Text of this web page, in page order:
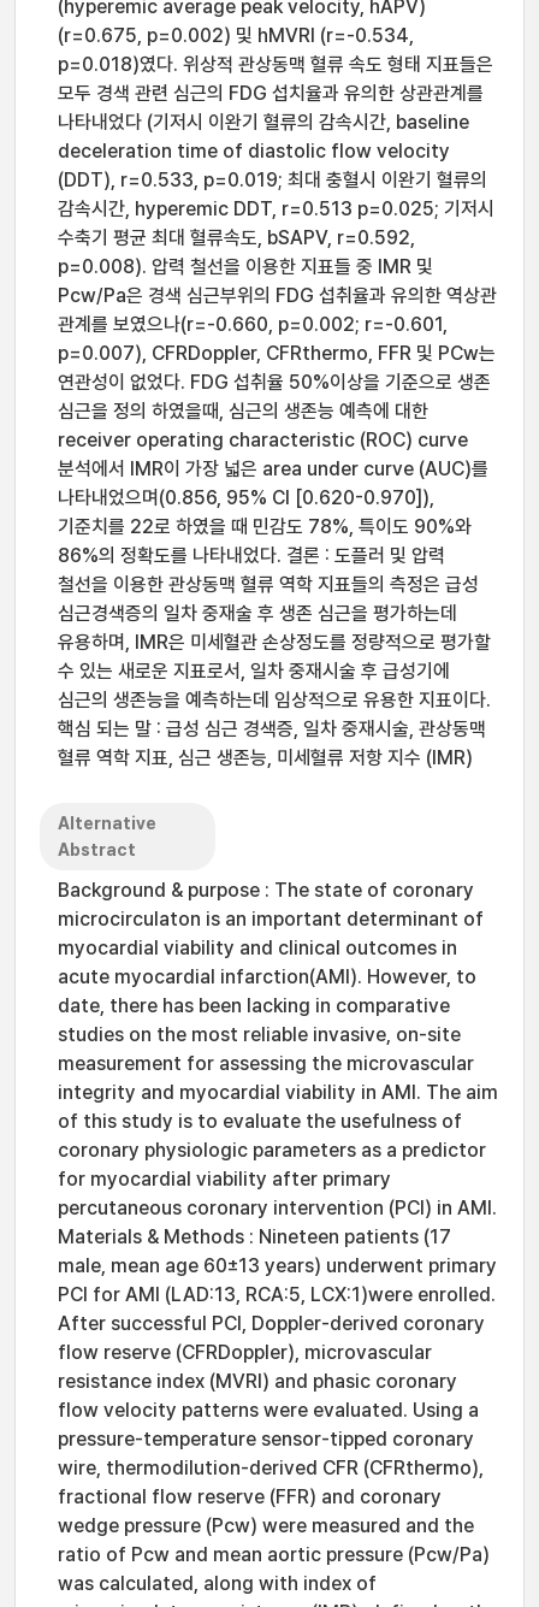
(hyperemic average peak velocity, hAPV)
(r=0.675, p=0.002) 및 hMVRI (r=-0.534,
p=0.018)였다. 위상적 관상동맥 혈류 속도 형태 지표들은
모두 경색 관련 심근의 FDG 섭치율과 유의한 상관관계를
나타내었다 (기저시 이완기 혈류의 감속시간, baseline
deceleration time of diastolic flow velocity
(DDT), r=0.533, p=0.019; 최대 충혈시 이완기 혈류의
감속시간, hyperemic DDT, r=0.513 p=0.025; 기저시
수축기 평균 최대 혈류속도, bSAPV, r=0.592,
p=0.008). 압력 철선을 이용한 지표들 중 IMR 및
Pcw/Pa은 경색 심근부위의 FDG 섭취율과 유의한 역상관
관계를 보였으나(r=-0.660, p=0.002; r=-0.601,
p=0.007), CFRDoppler, CFRthermo, FFR 및 PCw는
연관성이 없었다. FDG 섭취율 50%이상을 기준으로 생존
심근을 정의 하였을때, 심근의 생존능 예측에 대한
receiver operating characteristic (ROC) curve
분석에서 IMR이 가장 넓은 area under curve (AUC)를
나타내었으며(0.856, 95% CI [0.620-0.970]),
기준치를 22로 하였을 때 민감도 78%, 특이도 90%와
86%의 정확도를 나타내었다. 결론 : 도플러 및 압력
철선을 이용한 관상동맥 혈류 역학 지표들의 측정은 급성
심근경색증의 일차 중재술 후 생존 심근을 평가하는데
유용하며, IMR은 미세혈관 손상정도를 정량적으로 평가할
수 있는 새로운 지표로서, 일차 중재시술 후 급성기에
심근의 생존능을 예측하는데 임상적으로 유용한 지표이다.
핵심 되는 말 : 급성 심근 경색증, 일차 중재시술, 관상동맥
혈류 역학 지표, 심근 생존능, 미세혈류 저항 지수 (IMR)
Alternative
Abstract
Background & purpose : The state of coronary
microcirculaton is an important determinant of
myocardial viability and clinical outcomes in
acute myocardial infarction(AMI). However, to
date, there has been lacking in comparative
studies on the most reliable invasive, on-site
measurement for assessing the microvascular
integrity and myocardial viability in AMI. The aim
of this study is to evaluate the usefulness of
coronary physiologic parameters as a predictor
for myocardial viability after primary
percutaneous coronary intervention (PCI) in AMI.
Materials & Methods : Nineteen patients (17
male, mean age 60±13 years) underwent primary
PCI for AMI (LAD:13, RCA:5, LCX:1)were enrolled.
After successful PCI, Doppler-derived coronary
flow reserve (CFRDoppler), microvascular
resistance index (MVRI) and phasic coronary
flow velocity patterns were evaluated. Using a
pressure-temperature sensor-tipped coronary
wire, thermodilution-derived CFR (CFRthermo),
fractional flow reserve (FFR) and coronary
wedge pressure (Pcw) were measured and the
ratio of Pcw and mean aortic pressure (Pcw/Pa)
was calculated, along with index of